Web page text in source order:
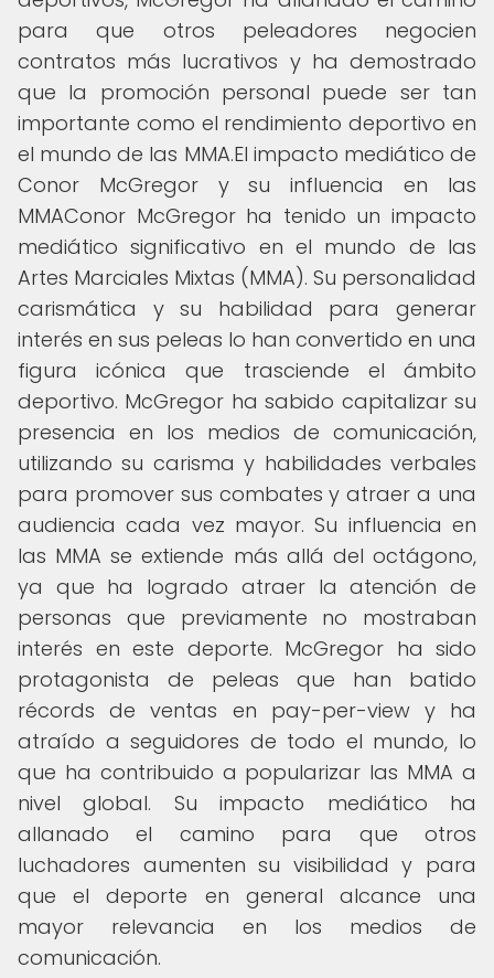
para que otros peleadores negocien
contratos más lucrativos y ha demostrado
que la promoción personal puede ser tan
importante como el rendimiento deportivo en
el mundo de las MMA.El impacto mediático de
Conor McGregor y su influencia en las
MMAConor McGregor ha tenido un impacto
mediático significativo en el mundo de las
Artes Marciales Mixtas (MMA). Su personalidad
carismática y su habilidad para generar
interés en sus peleas lo han convertido en una
figura icónica que trasciende el ámbito
deportivo. McGregor ha sabido capitalizar su
presencia en los medios de comunicación,
utilizando su carisma y habilidades verbales
para promover sus combates y atraer a una
audiencia cada vez mayor. Su influencia en
las MMA se extiende más allá del octágono,
ya que ha logrado atraer la atención de
personas que previamente no mostraban
interés en este deporte. McGregor ha sido
protagonista de peleas que han batido
récords de ventas en pay-per-view y ha
atraído a seguidores de todo el mundo, lo
que ha contribuido a popularizar las MMA a
nivel global. Su impacto mediático ha
allanado el camino para que otros
luchadores aumenten su visibilidad y para
que el deporte en general alcance una
mayor relevancia en los medios de
comunicación.